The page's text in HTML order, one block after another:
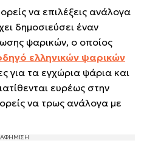
να επιλέξεις ανάλογα
δημοσιεύσει έναν
ψαρικών, ο οποίος
ελληνικών ψαρικών
για τα εγχώρια ψάρια και
ευρέως στην
να τρως ανάλογα με